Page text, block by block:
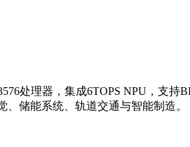
处理器，集成6TOPS NPU，支
储能系统、轨道交通与智能制造。